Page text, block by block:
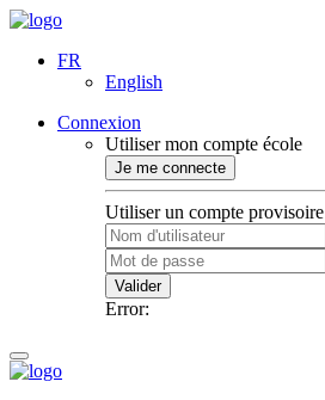
FR
English
Connexion
Utiliser mon compte école
Je me connecte
Utiliser un compte provisoire
Valider
Error: